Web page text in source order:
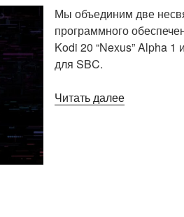
19
долларов»
Мы объединим две
программного
Kodi 20 “Nexus” Alpha
для SBC.
Читать далее«Kodi